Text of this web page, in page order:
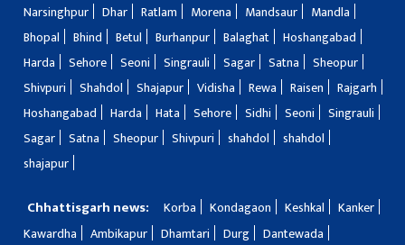
Narsinghpur
Dhar Ratlam Morena Mandsaur
Mandla
Bhopal
Bhind Betul Burhanpur Balaghat
Hoshangabad
Harda
Sehore Seoni Singrauli Sagar Satna
Sheopur
Shivpuri
Shahdol Shajapur Vidisha Rewa Raisen
Rajgarh
Hoshangabad
Harda Hata Sehore Sidhi Seoni
Singrauli
Sagar
Satna Sheopur Shivpuri shahdol
shahdol
shajapur
Chhattisgarh news: Korba Kondagaon Keshkal
Kanker
Kawardha
Ambikapur Dhamtari Durg
Dantewada